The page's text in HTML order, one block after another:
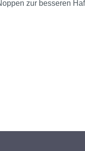
zur besseren